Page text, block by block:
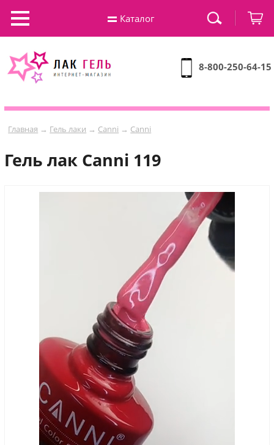
8-800-250-64-15
Главная → Гель лаки → Canni → Canni
Гель лак Сanni 119
Каталог